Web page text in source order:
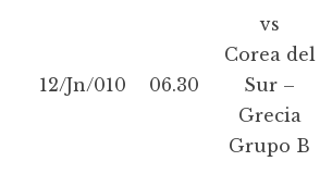
12/Jn/010 06.30
vs
Corea del
Sur –
Grecia
Grupo B